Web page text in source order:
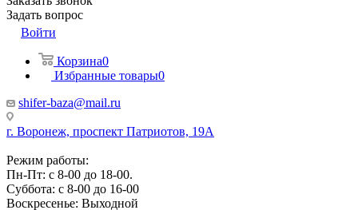
Задать вопрос
Войти
Корзина0
Избранные товары0
shifer-baza@mail.ru
г. Воронеж, проспект Патриотов, 19А
Режим работы:
Пн-Пт: с 8-00 до 18-00.
Суббота: с 8-00 до 16-00
Воскресенье: Выходной